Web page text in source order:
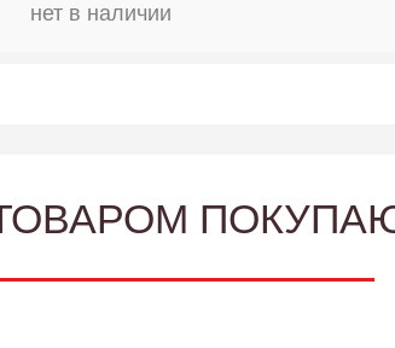
нет в наличии